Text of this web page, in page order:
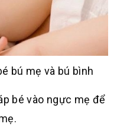
bú mẹ và bú bình
bé vào ngực mẹ để